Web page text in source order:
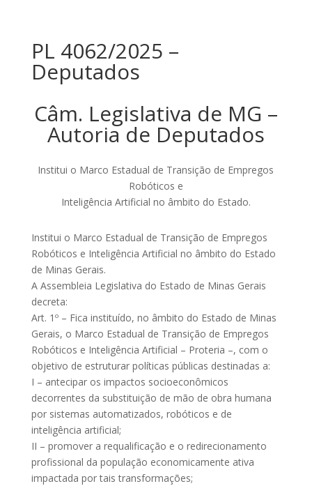
PL 4062/2025 –
Deputados
Câm. Legislativa de MG –
Autoria de Deputados
Institui o Marco Estadual de Transição de Empregos
Robóticos e
Inteligência Artificial no âmbito do Estado.
Institui o Marco Estadual de Transição de Empregos
Robóticos e Inteligência Artificial no âmbito do Estado
de Minas Gerais.
A Assembleia Legislativa do Estado de Minas Gerais
decreta:
Art. 1º – Fica instituído, no âmbito do Estado de Minas
Gerais, o Marco Estadual de Transição de Empregos
Robóticos e Inteligência Artificial – Proteria –, com o
objetivo de estruturar políticas públicas destinadas a:
I – antecipar os impactos socioeconômicos
decorrentes da substituição de mão de obra humana
por sistemas automatizados, robóticos e de
inteligência artificial;
II – promover a requalificação e o redirecionamento
profissional da população economicamente ativa
impactada por tais transformações;